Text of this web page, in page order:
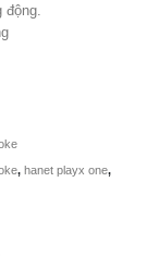
, hanet playx one,